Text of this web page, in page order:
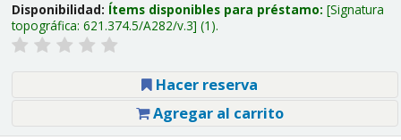
Disponibilidad: Ítems disponibles para préstamo: Signatura
topográfica: 621.374.5/A282/v.3 (1).
Hacer reserva
Agregar al carrito